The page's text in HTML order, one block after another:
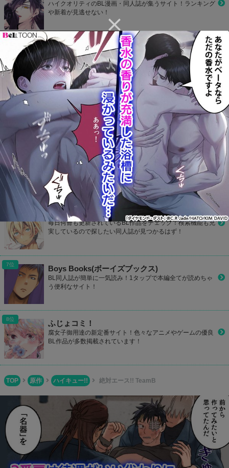
ハイクオリティのBL漫画・同人誌が集うサイト！ランキング
や新着が見逃せない！
BLコレクション
他のサイトと比べて冊数はTOPレベル！どんどんお気に入り
作品を見つけて登録しよう！
CP Library
お好きなカップリングをお気に入り登録して1タップでラク
ラク読もう！
カプコミ
かわいいデザインのBLサイト！気になるBL作品をマイリス
ト登録して読めたり、ランキングで人気作品が丸わかり！
801Books(ヤオイブックス)
毎日何冊も更新されているBL作品をチェック！検索機能も充
実しているので探したい同人誌が見つかるはず！
Boys Books(ボーイズブックス)
BL同人誌が簡単に一気読み！1タップで本編全てが読めちゃ
う便利なサイト！
ふじょコミ！
腐女子御用達の新定番サイト！色々なアニメやゲームの優良
BL作品が多数掲載されています！
TOP 原作 ハイキュー!! 絶対エース!! TeamB